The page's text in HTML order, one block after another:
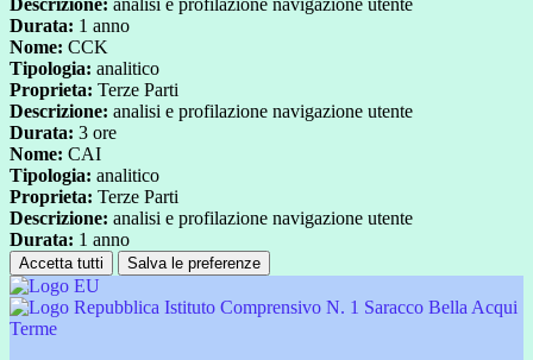
Descrizione: analisi e profilazione navigazione utente
Durata: 1 anno
Nome: CCK
Tipologia: analitico
Proprieta: Terze Parti
Descrizione: analisi e profilazione navigazione utente
Durata: 3 ore
Nome: CAI
Tipologia: analitico
Proprieta: Terze Parti
Descrizione: analisi e profilazione navigazione utente
Durata: 1 anno
Accetta tutti Salva le preferenze
Istituto Comprensivo N. 1 Saracco Bella Acqui
Terme